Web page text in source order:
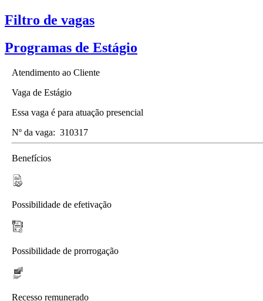
Filtro de vagas
Programas de Estágio
Atendimento ao Cliente
Vaga de Estágio
Essa vaga é para atuação presencial
Nº da vaga: 310317
Benefícios
Possibilidade de efetivação
Possibilidade de prorrogação
Recesso remunerado